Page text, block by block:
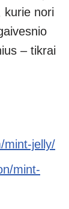
kurie nori
– tikrai
mint-jelly/
mint-